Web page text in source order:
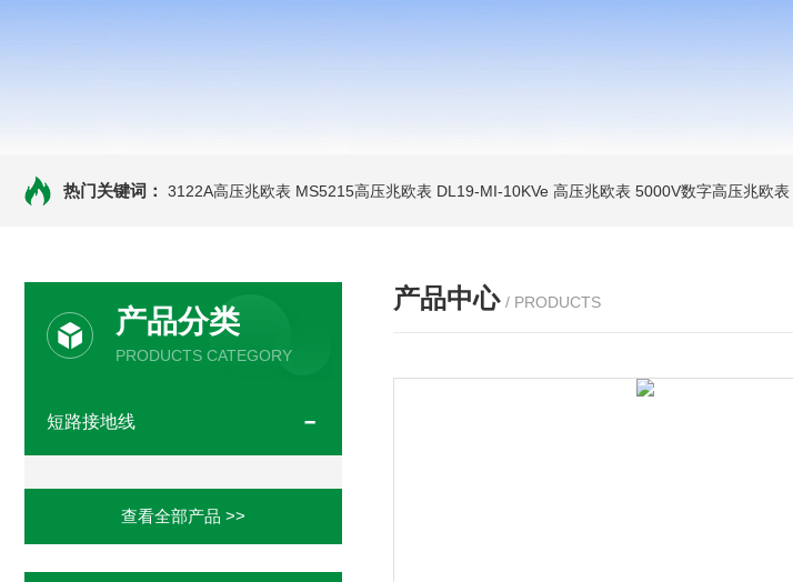
热门关键词： 3122A高压兆欧表 MS5215高压兆欧表 DL19-MI-10KVe 高压兆欧表 5000V数字高压兆欧表
产品分类
PRODUCTS CATEGORY
短路接地线
查看全部产品 >>
产品中心 / PRODUCTS